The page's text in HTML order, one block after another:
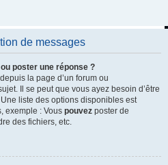
de messages
poster une réponse ?
la page d’un forum ou
Il se peut que vous ayez besoin d’être
liste des options disponibles est
exemple : Vous pouvez poster de
des fichiers, etc.